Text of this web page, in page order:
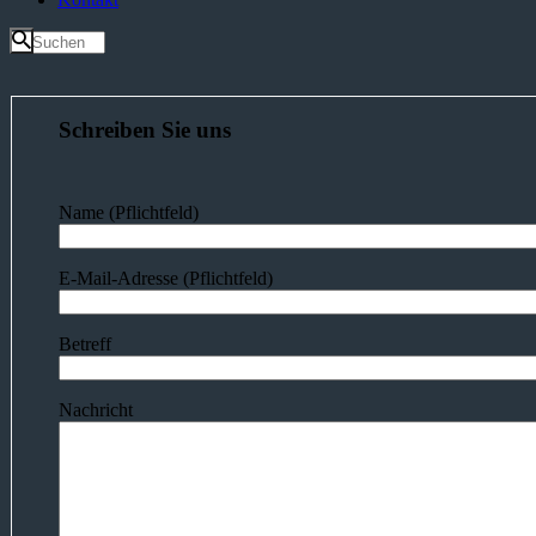
Schreiben Sie uns
Name (Pflichtfeld)
E-Mail-Adresse (Pflichtfeld)
Betreff
Nachricht